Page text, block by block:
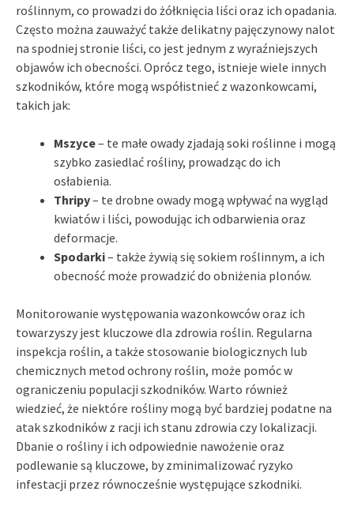
roślinnym, co prowadzi do żółknięcia liści oraz ich opadania.
Często można zauważyć także delikatny pajęczynowy nalot
na spodniej stronie liści, co jest jednym z wyraźniejszych
objawów ich obecności. Oprócz tego, istnieje wiele innych
szkodników, które mogą współistnieć z wazonkowcami,
takich jak:
Mszyce– te małe owady zjadają soki roślinne i mogą
szybko zasiedlać rośliny, prowadząc do ich
osłabienia.
Thripy– te drobne owady mogą wpływać na wygląd
kwiatów i liści, powodując ich odbarwienia oraz
deformacje.
Spodarki– także żywią się sokiem roślinnym, a ich
obecność może prowadzić do obniżenia plonów.
Monitorowanie występowania wazonkowców oraz ich
towarzyszy jest kluczowe dla zdrowia roślin. Regularna
inspekcja roślin, a także stosowanie biologicznych lub
chemicznych metod ochrony roślin, może pomóc w
ograniczeniu populacji szkodników. Warto również
wiedzieć, że niektóre rośliny mogą być bardziej podatne na
atak szkodników z racji ich stanu zdrowia czy lokalizacji.
Dbanie o rośliny i ich odpowiednie nawożenie oraz
podlewanie są kluczowe, by zminimalizować ryzyko
infestacji przez równocześnie występujące szkodniki.